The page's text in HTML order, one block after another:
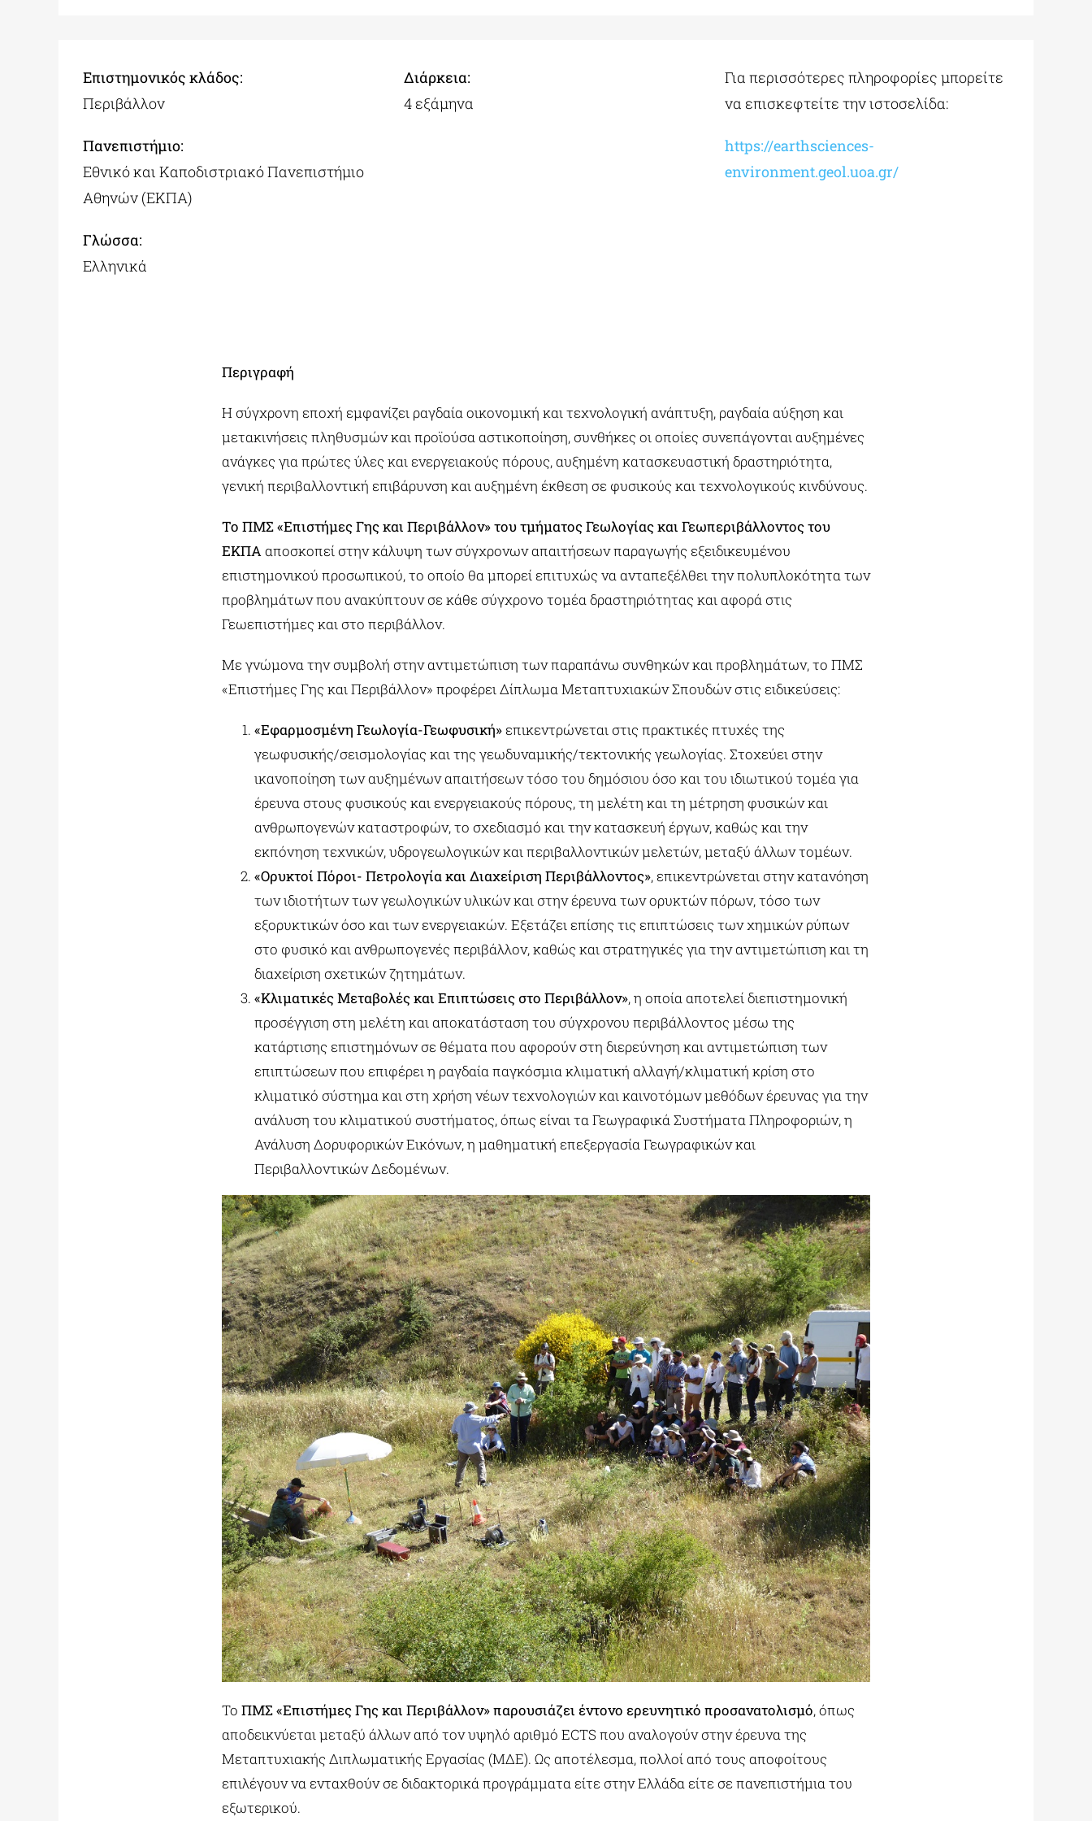
Επιστημονικός κλάδος:
Περιβάλλον
Πανεπιστήμιο:
Εθνικό και Καποδιστριακό Πανεπιστήμιο
Αθηνών (ΕΚΠΑ)
Γλώσσα:
Ελληνικά
Διάρκεια:
4 εξάμηνα
Για περισσότερες πληροφορίες μπορείτε
να επισκεφτείτε την ιστοσελίδα:
https://earthsciences-
environment.geol.uoa.gr/
Περιγραφή
Η σύγχρονη εποχή εμφανίζει ραγδαία οικονομική και τεχνολογική ανάπτυξη, ραγδαία αύξηση και
μετακινήσεις πληθυσμών και προϊούσα αστικοποίηση, συνθήκες οι οποίες συνεπάγονται αυξημένες
ανάγκες για πρώτες ύλες και ενεργειακούς πόρους, αυξημένη κατασκευαστική δραστηριότητα,
γενική περιβαλλοντική επιβάρυνση και αυξημένη έκθεση σε φυσικούς και τεχνολογικούς κινδύνους.
Το ΠΜΣ «Επιστήμες Γης και Περιβάλλον» του τμήματος Γεωλογίας και Γεωπεριβάλλοντος του
ΕΚΠΑαποσκοπεί στην κάλυψη των σύγχρονων απαιτήσεων παραγωγής εξειδικευμένου
επιστημονικού προσωπικού, το οποίο θα μπορεί επιτυχώς να ανταπεξέλθει την πολυπλοκότητα των
προβλημάτων που ανακύπτουν σε κάθε σύγχρονο τομέα δραστηριότητας και αφορά στις
Γεωεπιστήμες και στο περιβάλλον.
Με γνώμονα την συμβολή στην αντιμετώπιση των παραπάνω συνθηκών και προβλημάτων, το ΠΜΣ
«Επιστήμες Γης και Περιβάλλον» προφέρει Δίπλωμα Μεταπτυχιακών Σπουδών στις ειδικεύσεις:
«Εφαρμοσμένη Γεωλογία-Γεωφυσική»επικεντρώνεται στις πρακτικές πτυχές της
γεωφυσικής/σεισμολογίας και της γεωδυναμικής/τεκτονικής γεωλογίας. Στοχεύει στην
ικανοποίηση των αυξημένων απαιτήσεων τόσο του δημόσιου όσο και του ιδιωτικού τομέα για
έρευνα στους φυσικούς και ενεργειακούς πόρους, τη μελέτη και τη μέτρηση φυσικών και
ανθρωπογενών καταστροφών, το σχεδιασμό και την κατασκευή έργων, καθώς και την
εκπόνηση τεχνικών, υδρογεωλογικών και περιβαλλοντικών μελετών, μεταξύ άλλων τομέων.
«Ορυκτοί Πόροι- Πετρολογία και Διαχείριση Περιβάλλοντος», επικεντρώνεται στην κατανόηση
των ιδιοτήτων των γεωλογικών υλικών και στην έρευνα των ορυκτών πόρων, τόσο των
εξορυκτικών όσο και των ενεργειακών. Εξετάζει επίσης τις επιπτώσεις των χημικών ρύπων
στο φυσικό και ανθρωπογενές περιβάλλον, καθώς και στρατηγικές για την αντιμετώπιση και τη
διαχείριση σχετικών ζητημάτων.
«Κλιματικές Μεταβολές και Επιπτώσεις στο Περιβάλλον», η οποία αποτελεί διεπιστημονική
προσέγγιση στη μελέτη και αποκατάσταση του σύγχρονου περιβάλλοντος μέσω της
κατάρτισης επιστημόνων σε θέματα που αφορούν στη διερεύνηση και αντιμετώπιση των
επιπτώσεων που επιφέρει η ραγδαία παγκόσμια κλιματική αλλαγή/κλιματική κρίση στο
κλιματικό σύστημα και στη χρήση νέων τεχνολογιών και καινοτόμων μεθόδων έρευνας για την
ανάλυση του κλιματικού συστήματος, όπως είναι τα Γεωγραφικά Συστήματα Πληροφοριών, η
Ανάλυση Δορυφορικών Εικόνων, η μαθηματική επεξεργασία Γεωγραφικών και
Περιβαλλοντικών Δεδομένων.
Το ΠΜΣ «Επιστήμες Γης και Περιβάλλον» παρουσιάζει έντονο ερευνητικό προσανατολισμό, όπως
αποδεικνύεται μεταξύ άλλων από τον υψηλό αριθμό ECTS που αναλογούν στην έρευνα της
Μεταπτυχιακής Διπλωματικής Εργασίας (ΜΔΕ). Ως αποτέλεσμα, πολλοί από τους αποφοίτους
επιλέγουν να ενταχθούν σε διδακτορικά προγράμματα είτε στην Ελλάδα είτε σε πανεπιστήμια του
εξωτερικού.